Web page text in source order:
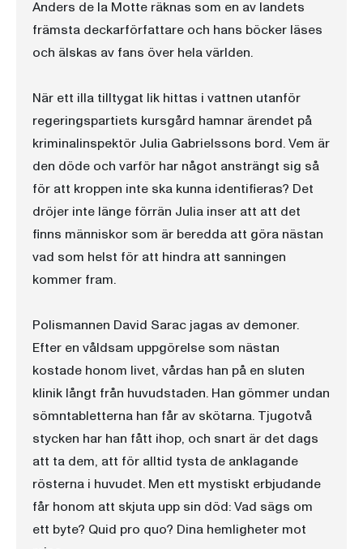
Anders de la Motte räknas som en av landets
främsta deckarförfattare och hans böcker läses
och älskas av fans över hela världen.
När ett illa tilltygat lik hittas i vattnen utanför
regeringspartiets kursgård hamnar ärendet på
kriminalinspektör Julia Gabrielssons bord. Vem är
den döde och varför har något ansträngt sig så
för att kroppen inte ska kunna identifieras? Det
dröjer inte länge förrän Julia inser att att det
finns människor som är beredda att göra nästan
vad som helst för att hindra att sanningen
kommer fram.
Polismannen David Sarac jagas av demoner.
Efter en våldsam uppgörelse som nästan
kostade honom livet, vårdas han på en sluten
klinik långt från huvudstaden. Han gömmer undan
sömntabletterna han får av skötarna. Tjugotvå
stycken har han fått ihop, och snart är det dags
att ta dem, att för alltid tysta de anklagande
rösterna i huvudet. Men ett mystiskt erbjudande
får honom att skjuta upp sin död: Vad sägs om
ett byte? Quid pro quo? Dina hemligheter mot